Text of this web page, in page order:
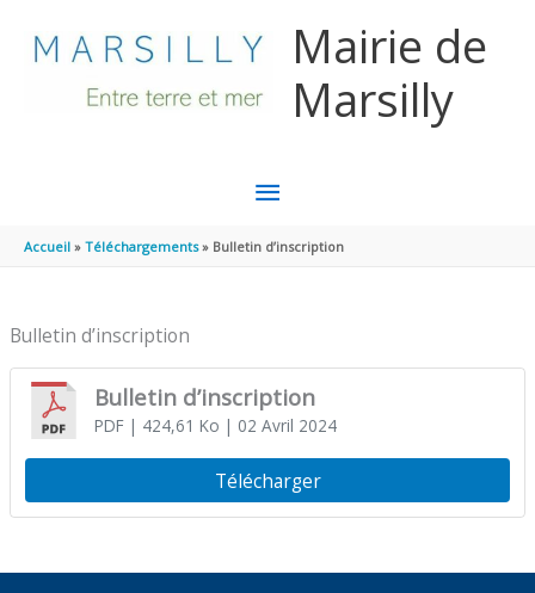
Mairie de
Marsilly
MENU
PRINCIPAL
Accueil Téléchargements Bulletin d’inscription
Bulletin d’inscription
Bulletin d’inscription
PDF| 424,61 Ko | 02 Avril 2024
Télécharger